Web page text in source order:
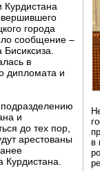
Курдистана
города
сообщение –
в
дипломата и
и
до тех пор,
арестованы
Курдистана.
в